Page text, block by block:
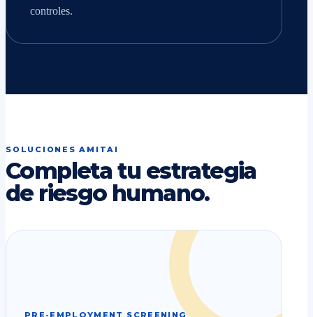
controles.
SOLUCIONES AMITAI
Completa tu estrategia
de riesgo humano.
PRE-EMPLOYMENT SCREENING